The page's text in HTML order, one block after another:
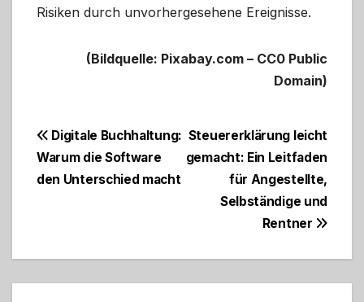
Risiken durch unvorhergesehene Ereignisse.
(Bildquelle: Pixabay.com – CC0 Public
Domain)
Beitragsnavigation
Steuererklärung leicht
gemacht: Ein Leitfaden
für Angestellte,
Selbständige und
Rentner
Digitale Buchhaltung:
Warum die Software
den Unterschied macht